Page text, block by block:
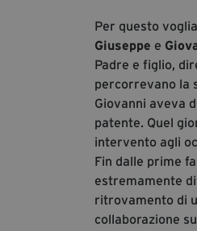
Per questo
Giuseppe e
Padre e figlio,
percorrevano la
Giovanni aveva
patente. Quel
intervento agli
Fin dalle prime
estremamente
ritrovamento di
collaborazione